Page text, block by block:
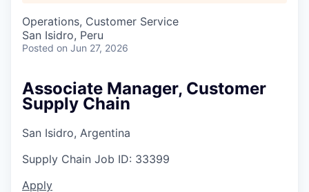
Operations, Customer Service
San Isidro, Peru
Posted on Jun 27, 2026
Associate Manager, Customer
Supply Chain
San Isidro, Argentina
Supply Chain Job ID: 33399
Apply